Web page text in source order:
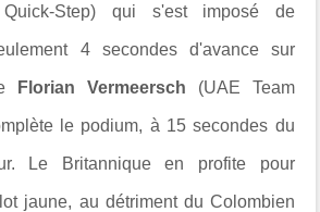
Step) qui s'est imposé de
4 secondes d'avance sur
Florian Vermeersch (UAE Team
le podium, à 15 secondes du
Le Britannique en profite pour
jaune, au détriment du Colombien